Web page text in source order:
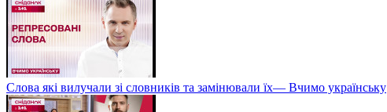
Слова які вилучали зі словників та замінювали їх— Вчимо українську